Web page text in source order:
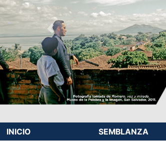
INICIO SEMBLANZA